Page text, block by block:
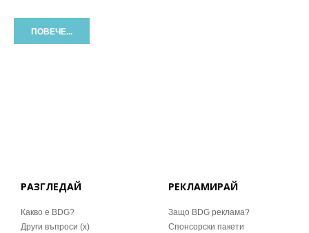
ПОВЕЧЕ...
РАЗГЛЕДАЙ
Какво е BDG?
Други въпроси (x)
РЕКЛАМИРАЙ
Защо BDG реклама?
Спонсорски пакети